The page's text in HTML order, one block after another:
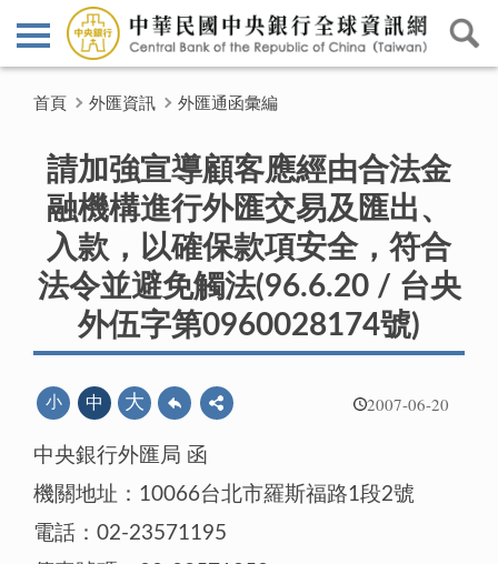
首頁 外匯資訊 外匯通函彙編
請加強宣導顧客應經由合法金
融機構進行外匯交易及匯出、
入款，以確保款項安全，符合
法令並避免觸法(96.6.20 / 台央
外伍字第0960028174號)
2007-06-20
小 中 大
中央銀行外匯局 函
機關地址：10066台北市羅斯福路1段2號
電話：02-23571195